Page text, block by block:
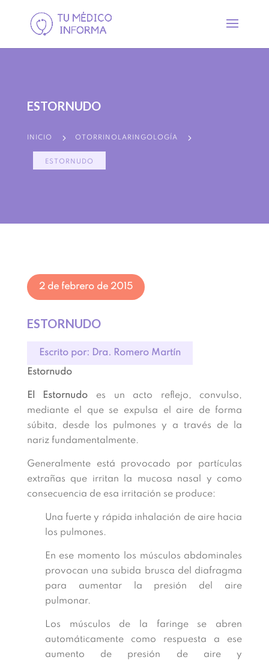
ESTORNUDO
INICIO 5 OTORRINOLARINGOLOGÍA 5
ESTORNUDO
2 de febrero de 2015
ESTORNUDO
Escrito por: Dra. Romero Martín
Estornudo
El Estornudo es un acto reflejo, convulso,
mediante el que se expulsa el aire de forma
súbita, desde los pulmones y a través de la
nariz fundamentalmente.
Generalmente está provocado por partículas
extrañas que irritan la mucosa nasal y como
consecuencia de esa irritación se produce:
Una fuerte y rápida inhalación de aire hacia
los pulmones.
En ese momento los músculos abdominales
provocan una subida brusca del diafragma
para aumentar la presión del aire
pulmonar.
Los músculos de la faringe se abren
automáticamente como respuesta a ese
aumento de presión de aire y